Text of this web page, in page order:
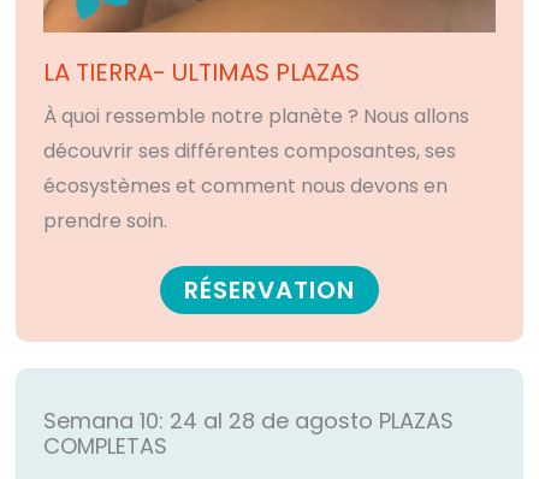
LA TIERRA- ULTIMAS PLAZAS
À quoi ressemble notre planète ? Nous allons
découvrir ses différentes composantes, ses
écosystèmes et comment nous devons en
prendre soin.
RÉSERVATION
Semana 10: 24 al 28 de agosto PLAZAS
COMPLETAS​